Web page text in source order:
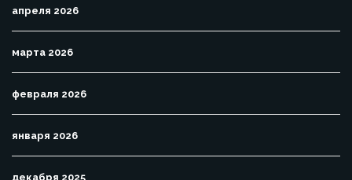
апреля 2026
марта 2026
февраля 2026
января 2026
декабря 2025